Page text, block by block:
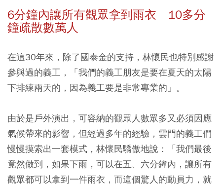
6分鐘內讓所有觀眾拿到雨衣 10多分
鐘疏散數萬人
在這30年來，除了國泰金的支持，林懷民也特別感謝
參與過的義工，「我們的義工朋友是要在夏天的太陽
下排練兩天的，因為義工要是非常專業的」。
由於是戶外演出，可容納的觀眾人數眾多又必須因應
氣候帶來的影響，但經過多年的經驗，雲門的義工們
慢慢摸索出一套模式，林懷民驕傲地說：「我們最後
竟然做到，如果下雨，可以在五、六分鐘內，讓所有
觀眾都可以拿到一件雨衣，而這個驚人的動員力，就